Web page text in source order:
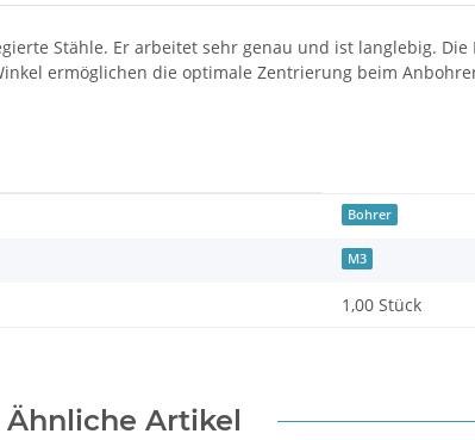
Stähle. Er arbeitet sehr genau und ist langlebig.
ermöglichen die optimale Zentrierung beim
Bohrer
M3
1,00 Stück
Ähnliche Artikel